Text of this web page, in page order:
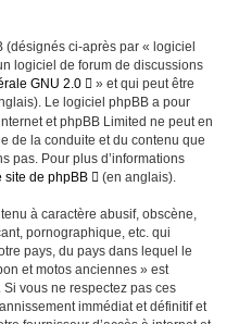
ci-après par « logiciel
logiciel de forum de discussions
GNU 2.0
» et qui peut être
Le logiciel phpBB a pour
et phpBB Limited ne peut en
de la conduite et du contenu que
pas. Pour plus d’informations
site de phpBB (en anglais).
à caractère abusif, obscène,
pornographique, etc. qui
pays, du pays dans lequel le
et motos anciennes » est
vous ne respectez pas ces
immédiat et définitif et